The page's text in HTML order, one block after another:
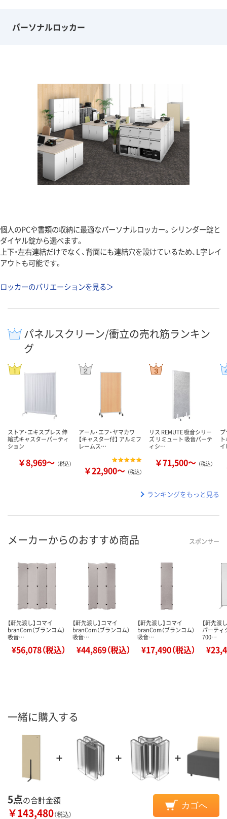
パーソナルロッカー
個人のPCや書類の収納に最適なパーソナルロッカー。シリンダー錠と
ダイヤル錠から選べます。
上下・左右連結だけでなく、背面にも連結穴を設けているため、L字レイ
アウトも可能です。
ロッカーのバリエーションを見る＞
パネルスクリーン/衝立の売れ筋ランキン
グ
ストア・エキスプレス 伸
縮式キャスターパーティ
ション
￥8,969～ （税込）
アール・エフ・ヤマカワ
【キャスター付】 アルミフ
レームス…
￥22,900～ （税込）
リス REMUTE 吸音シリー
ズ リミュート 吸音パーテ
ィシ…
￥71,500～ （税込）
ランキングをもっと見る
メーカーからのおすすめ商品 スポンサー
【軒先渡し】コマイ
branCom（ブランコム）
吸音…
¥56,078（税込）
【軒先渡し】コマイ
branCom（ブランコム）
吸音…
¥44,869（税込）
【軒先渡し】コマイ
branCom（ブランコム）
吸音…
¥17,490（税込）
【軒先渡
パーティ
700…
一緒に購入する
5点の合計金額
￥143,480（税込）
カゴへ